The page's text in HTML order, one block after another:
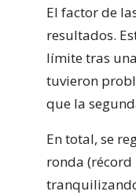
El factor de
resultados.
límite tras
tuvieron
que la
En total, se
ronda (récord